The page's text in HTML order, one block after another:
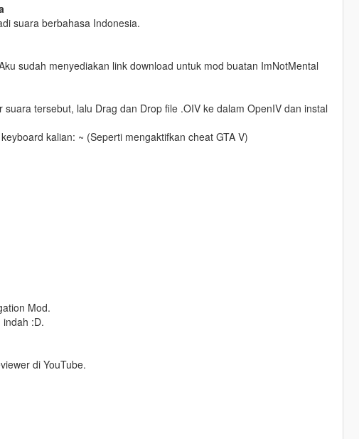
suara berbahasa Indonesia.
sudah menyediakan link download untuk mod buatan ImNotMental
tersebut, lalu Drag dan Drop file .OIV ke dalam OpenIV dan instal
kalian: ~ (Seperti mengaktifkan cheat GTA V)
Mod.
:D.
di YouTube.